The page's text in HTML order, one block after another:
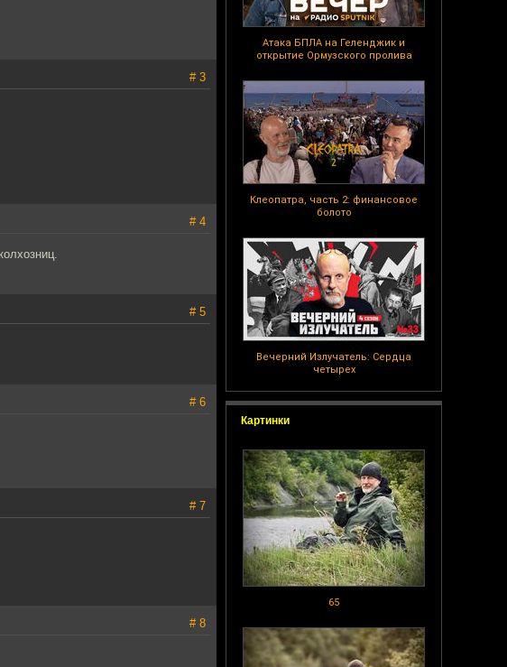
Атака БПЛА на Геленджик и
открытие Ормузского пролива
Клеопатра, часть 2: финансовое
болото
Вечерний Излучатель: Сердца
четырех
Картинки
65
# 3
# 4
# 5
# 6
# 7
# 8